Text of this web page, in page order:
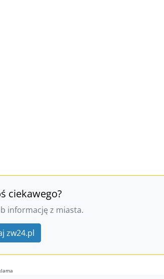
ciekawego?
informację z miasta.
zw24.pl